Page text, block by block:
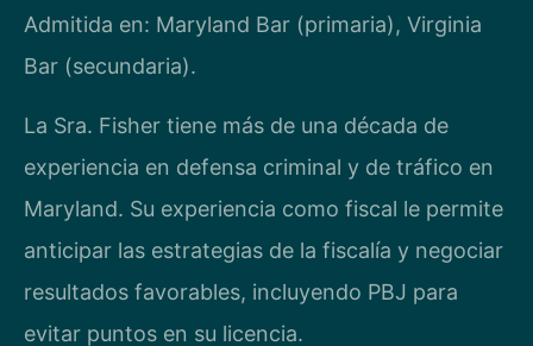
Admitida en: Maryland Bar (primaria), Virginia
Bar (secundaria).
La Sra. Fisher tiene más de una década de
experiencia en defensa criminal y de tráfico en
Maryland. Su experiencia como fiscal le permite
anticipar las estrategias de la fiscalía y negociar
resultados favorables, incluyendo PBJ para
evitar puntos en su licencia.